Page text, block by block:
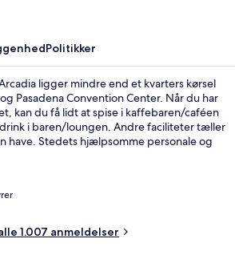
Politikker
ligger mindre end et kvarters kørsel
Pasadena Convention Center. Når du har
kan du få lidt at spise i kaffebaren/caféen
i baren/loungen. Andre faciliteter tæller
have. Stedets hjælpsomme personale og
Metrostation ligger kun 13 minutter
1.007 anmeldelser